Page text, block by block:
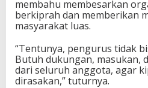
membahu membesarkan
berkiprah dan memberikan
masyarakat luas.
“Tentunya, pengurus tidak
Butuh dukungan, masukan,
dari seluruh anggota, agar
dirasakan,” tuturnya.